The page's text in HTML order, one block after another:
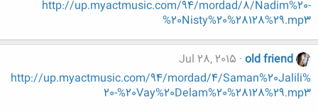
http://up.myactmusic.com/94/mordad/8/Nadim%20-
%20Nisty%20%28128%29.mp3
old friend
Jul 28, 2015
http://up.myactmusic.com/94/mordad/4/Saman%20Jalili%
20-%20Vay%20Delam%20%28128%29.mp3